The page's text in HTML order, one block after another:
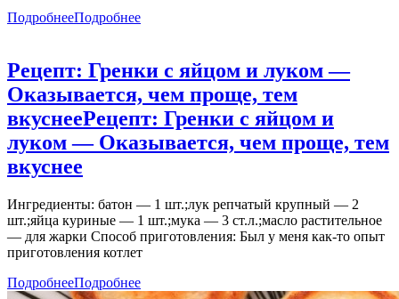
ПодробнееПодробнее
Рецепт: Гренки с яйцом и луком —
Оказывается, чем проще, тем
вкуснееРецепт: Гренки с яйцом и
луком — Оказывается, чем проще, тем
вкуснее
Ингредиенты: батон — 1 шт.;лук репчатый крупный — 2
шт.;яйца куриные — 1 шт.;мука — 3 ст.л.;масло растительное
— для жарки Способ приготовления: Был у меня как-то опыт
приготовления котлет
ПодробнееПодробнее